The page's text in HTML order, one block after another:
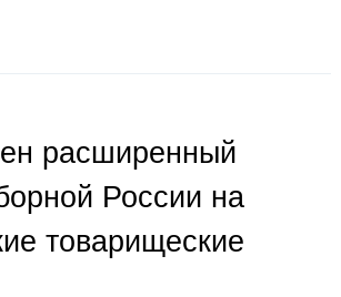
расширенный
России на
товарищеские